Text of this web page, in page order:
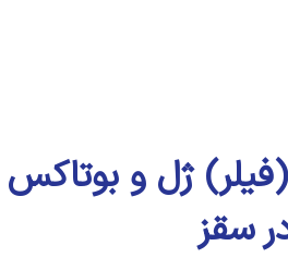
ژل و بوتاکس
سقز